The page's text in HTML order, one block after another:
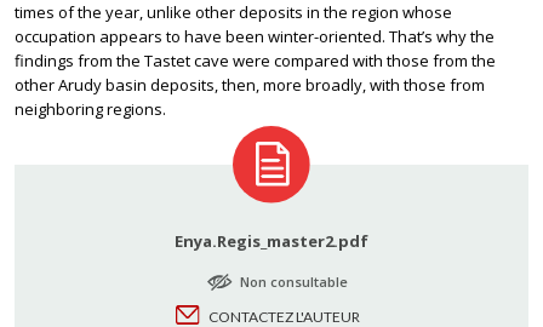
times of the year, unlike other deposits in the region whose
occupation appears to have been winter-oriented. That’s why the
findings from the Tastet cave were compared with those from the
other Arudy basin deposits, then, more broadly, with those from
neighboring regions.
Enya.Regis_master2.pdf
Non consultable
CONTACTEZ L'AUTEUR